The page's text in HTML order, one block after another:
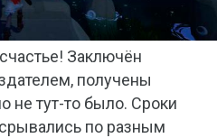
Заключён
получены
не тут-то было. Сроки
по разным